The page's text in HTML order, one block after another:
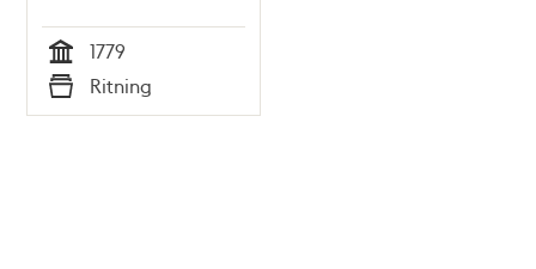
Tid
1779
Typ
Ritning